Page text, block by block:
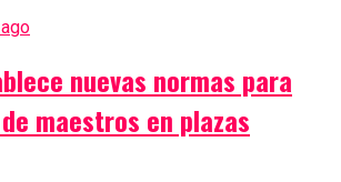
nuevas normas para
maestros en plazas